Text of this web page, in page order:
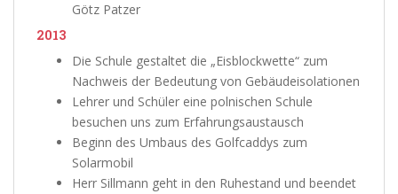
Götz Patzer
2013
Die Schule gestaltet die „Eisblockwette“ zum
Nachweis der Bedeutung von Gebäudeisolationen
Lehrer und Schüler eine polnischen Schule
besuchen uns zum Erfahrungsaustausch
Beginn des Umbaus des Golfcaddys zum
Solarmobil
Herr Sillmann geht in den Ruhestand und beendet